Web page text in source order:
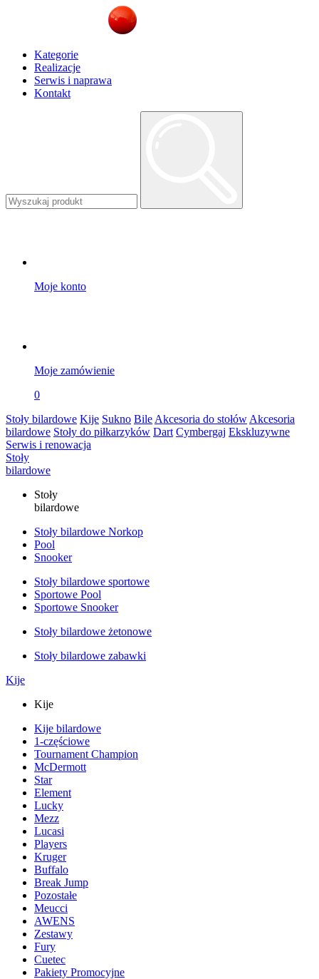
Kategorie
Realizacje
Serwis i naprawa
Kontakt
Moje konto
Moje zamówienie
0
Stoły bilardowe Kije Sukno Bile Akcesoria do stołów Akcesoria
bilardowe Stoły do piłkarzyków Dart Cymbergaj Ekskluzywne
Serwis i renowacja
Stoły
bilardowe
Stoły
bilardowe
Stoły bilardowe Norkop
Pool
Snooker
Stoły bilardowe sportowe
Sportowe Pool
Sportowe Snooker
Stoły bilardowe żetonowe
Stoły bilardowe zabawki
Kije
Kije
Kije bilardowe
1-częściowe
Tournament Champion
McDermott
Star
Element
Lucky
Mezz
Lucasi
Players
Kruger
Buffalo
Break Jump
Pozostałe
Meucci
AWENS
Zestawy
Fury
Cuetec
Pakiety Promocyjne